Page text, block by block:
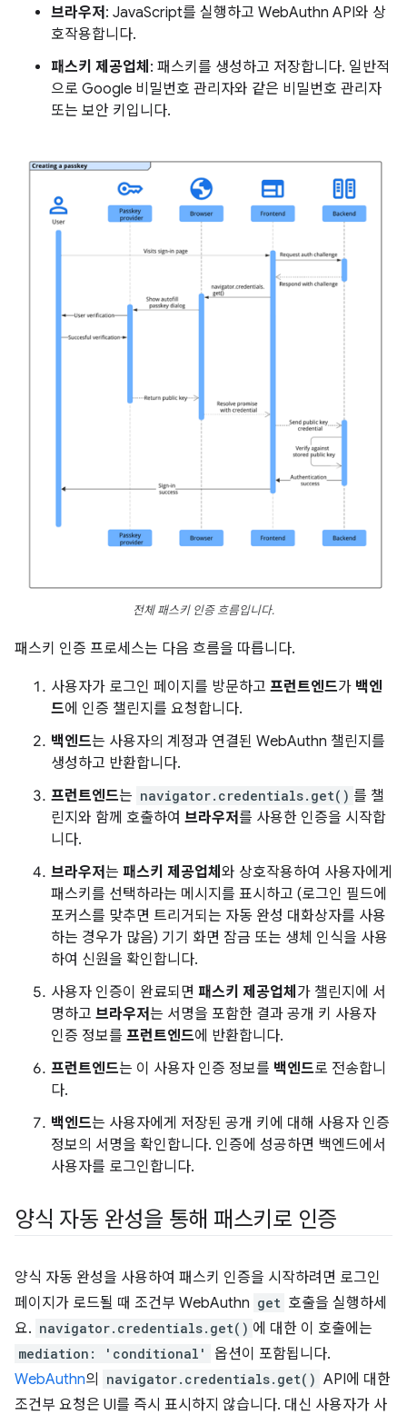
브라우저 : JavaScript를 실행하고 WebAuthn API와 상
호작용합니다.
패스키 제공업체 : 패스키를 생성하고 저장합니다. 일반적
으로 Google 비밀번호 관리자와 같은 비밀번호 관리자
또는 보안 키입니다.
전체 패스키 인증 흐름입니다.
패스키 인증 프로세스는 다음 흐름을 따릅니다.
사용자가 로그인 페이지를 방문하고 프런트엔드가 백엔
드에 인증 챌린지를 요청합니다.
백엔드는 사용자의 계정과 연결된 WebAuthn 챌린지를
생성하고 반환합니다.
프런트엔드는 navigator.credentials.get() 를 챌
린지와 함께 호출하여 브라우저를 사용한 인증을 시작합
니다.
브라우저는 패스키 제공업체 와 상호작용하여 사용자에게
패스키를 선택하라는 메시지를 표시하고 (로그인 필드에
포커스를 맞추면 트리거되는 자동 완성 대화상자를 사용
하는 경우가 많음) 기기 화면 잠금 또는 생체 인식을 사용
하여 신원을 확인합니다.
사용자 인증이 완료되면 패스키 제공업체 가 챌린지에 서
명하고 브라우저는 서명을 포함한 결과 공개 키 사용자
인증 정보를 프런트엔드에 반환합니다.
프런트엔드는 이 사용자 인증 정보를 백엔드로 전송합니
다.
백엔드는 사용자에게 저장된 공개 키에 대해 사용자 인증
정보의 서명을 확인합니다. 인증에 성공하면 백엔드에서
사용자를 로그인합니다.
양식 자동 완성을 통해 패스키로 인증
양식 자동 완성을 사용하여 패스키 인증을 시작하려면 로그인
페이지가 로드될 때 조건부 WebAuthn get 호출을 실행하세
요. navigator.credentials.get() 에 대한 이 호출에는
mediation: 'conditional'
옵션이 포함됩니다.
WebAuthn의 navigator.credentials.get() API에 대한
조건부 요청은 UI를 즉시 표시하지 않습니다. 대신 사용자가 사